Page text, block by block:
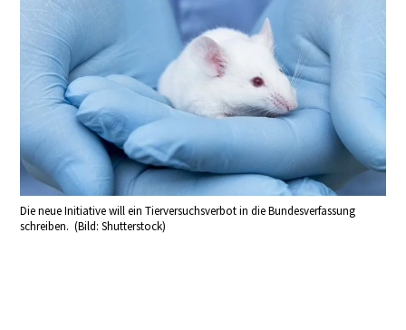
Die neue Initiative will ein Tierversuchsverbot in die Bundesverfassung
schreiben. (Bild: Shutterstock)